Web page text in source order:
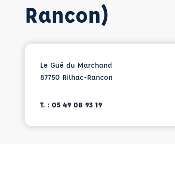
Rancon)
Le Gué du Marchand
87750 Rilhac-Rancon
T. : 05 49 08 93 19